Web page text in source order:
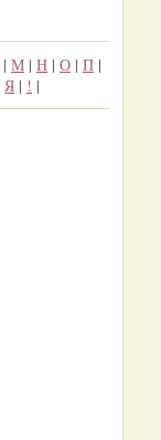
| М | Н | О | П |
Я | ! |